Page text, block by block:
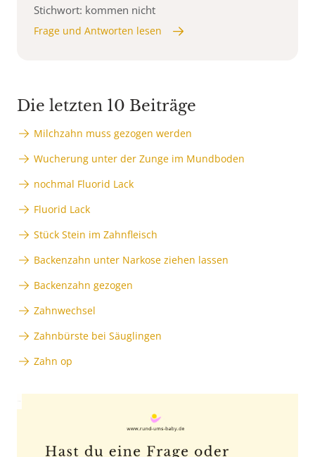
Stichwort: kommen nicht
Frage und Antworten lesen
Die letzten 10 Beiträge
Milchzahn muss gezogen werden
Wucherung unter der Zunge im Mundboden
nochmal Fluorid Lack
Fluorid Lack
Stück Stein im Zahnfleisch
Backenzahn unter Narkose ziehen lassen
Backenzahn gezogen
Zahnwechsel
Zahnbürste bei Säuglingen
Zahn op